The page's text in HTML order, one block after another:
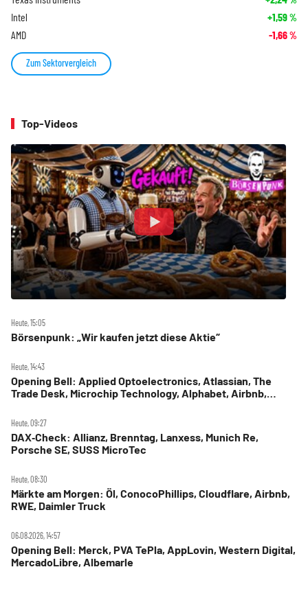
Intel +1,59%
AMD -1,66%
Zum Sektorvergleich
Top-Videos
Heute, 15:05
Börsenpunk: „Wir kaufen jetzt diese Aktie“
Heute, 14:43
Opening Bell: Applied Optoelectronics, Atlassian, The
Trade Desk, Microchip Technology, Alphabet, Airbnb,
Heute, 09:27
DAX‑Check: Allianz, Brenntag, Lanxess, Munich Re,
Porsche SE, SUSS MicroTec
Heute, 08:30
Märkte am Morgen: Öl, ConocoPhillips, Cloudflare, Airbnb,
RWE, Daimler Truck
06.08.2026, 14:57
Opening Bell: Merck, PVA TePla, AppLovin, Western Digital,
MercadoLibre, Albemarle